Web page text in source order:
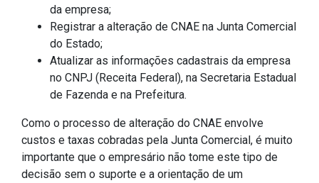
da empresa;
Registrar a alteração de CNAE na Junta Comercial
do Estado;
Atualizar as informações cadastrais da empresa
no CNPJ (Receita Federal), na Secretaria Estadual
de Fazenda e na Prefeitura.
Como o processo de alteração do CNAE envolve
custos e taxas cobradas pela Junta Comercial, é muito
importante que o empresário não tome este tipo de
decisão sem o suporte e a orientação de um